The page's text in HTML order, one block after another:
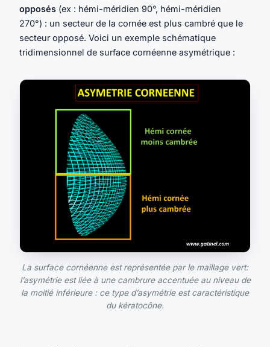
opposés (ex : hémi-méridien 90°, hémi-méridien
270°) : un secteur de la cornée est plus cambré que le
secteur opposé. Voici un exemple schématique
tridimensionnel de surface cornéenne asymétrique :
La surface cornéenne est représentée par le maillage vert:
l’asymétrie est liée à une cambrure accentuée au niveau de
la moitié inférieure : ce type d’asymétrie est caractéristique
du kératocône.